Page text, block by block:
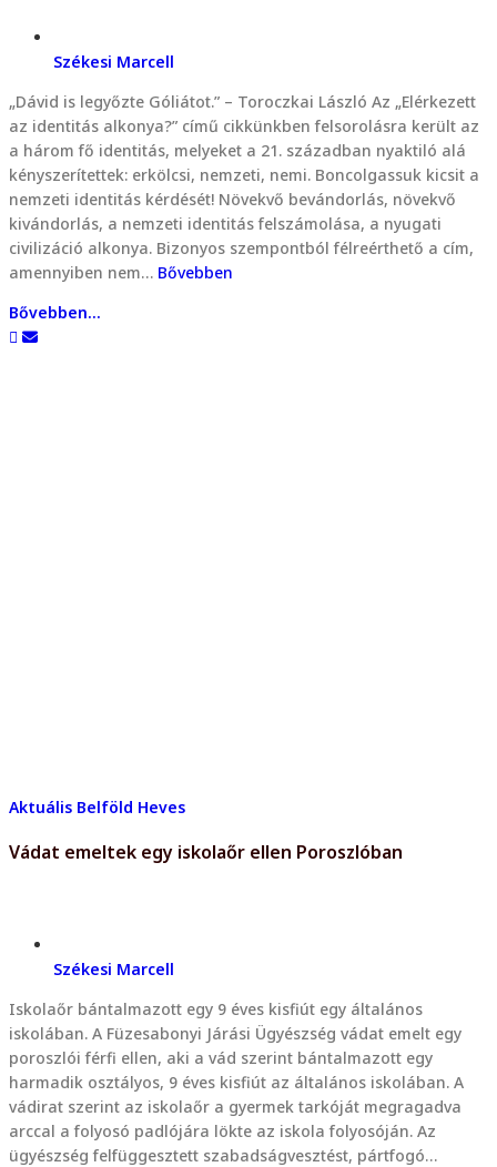
Székesi Marcell
„Dávid is legyőzte Góliátot.” – Toroczkai László Az „Elérkezett
az identitás alkonya?” című cikkünkben felsorolásra került az
a három fő identitás, melyeket a 21. században nyaktiló alá
kényszerítettek: erkölcsi, nemzeti, nemi. Boncolgassuk kicsit a
nemzeti identitás kérdését! Növekvő bevándorlás, növekvő
kivándorlás, a nemzeti identitás felszámolása, a nyugati
civilizáció alkonya. Bizonyos szempontból félreérthető a cím,
amennyiben nem… Bővebben
Bővebben...
Aktuális Belföld Heves
Vádat emeltek egy iskolaőr ellen Poroszlóban
Székesi Marcell
Iskolaőr bántalmazott egy 9 éves kisfiút egy általános
iskolában. A Füzesabonyi Járási Ügyészség vádat emelt egy
poroszlói férfi ellen, aki a vád szerint bántalmazott egy
harmadik osztályos, 9 éves kisfiút az általános iskolában. A
vádirat szerint az iskolaőr a gyermek tarkóját megragadva
arccal a folyosó padlójára lökte az iskola folyosóján. Az
ügyészség felfüggesztett szabadságvesztést, pártfogó…